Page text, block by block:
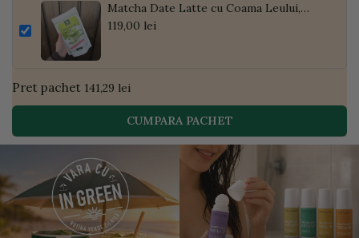
Matcha Date Latte cu Coama Leului,
Pudră de Curmale și Ghimbir, ECO, 300g
119,00 lei
Pret pachet 141,29 lei
CUMPARA PACHET